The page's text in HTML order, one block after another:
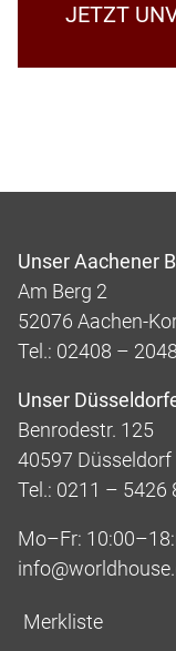
JETZT
Unser Aachener
Am Berg 2
52076 Aachen-
Tel.: 02408 – 2048
Unser
Benrodestr. 125
40597 Düsseldorf
Tel.: 0211 – 5426
Mo–Fr:
Merkliste